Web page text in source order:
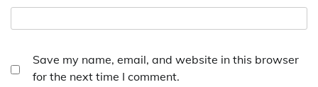
Save my name, email, and website in this browser
for the next time I comment.